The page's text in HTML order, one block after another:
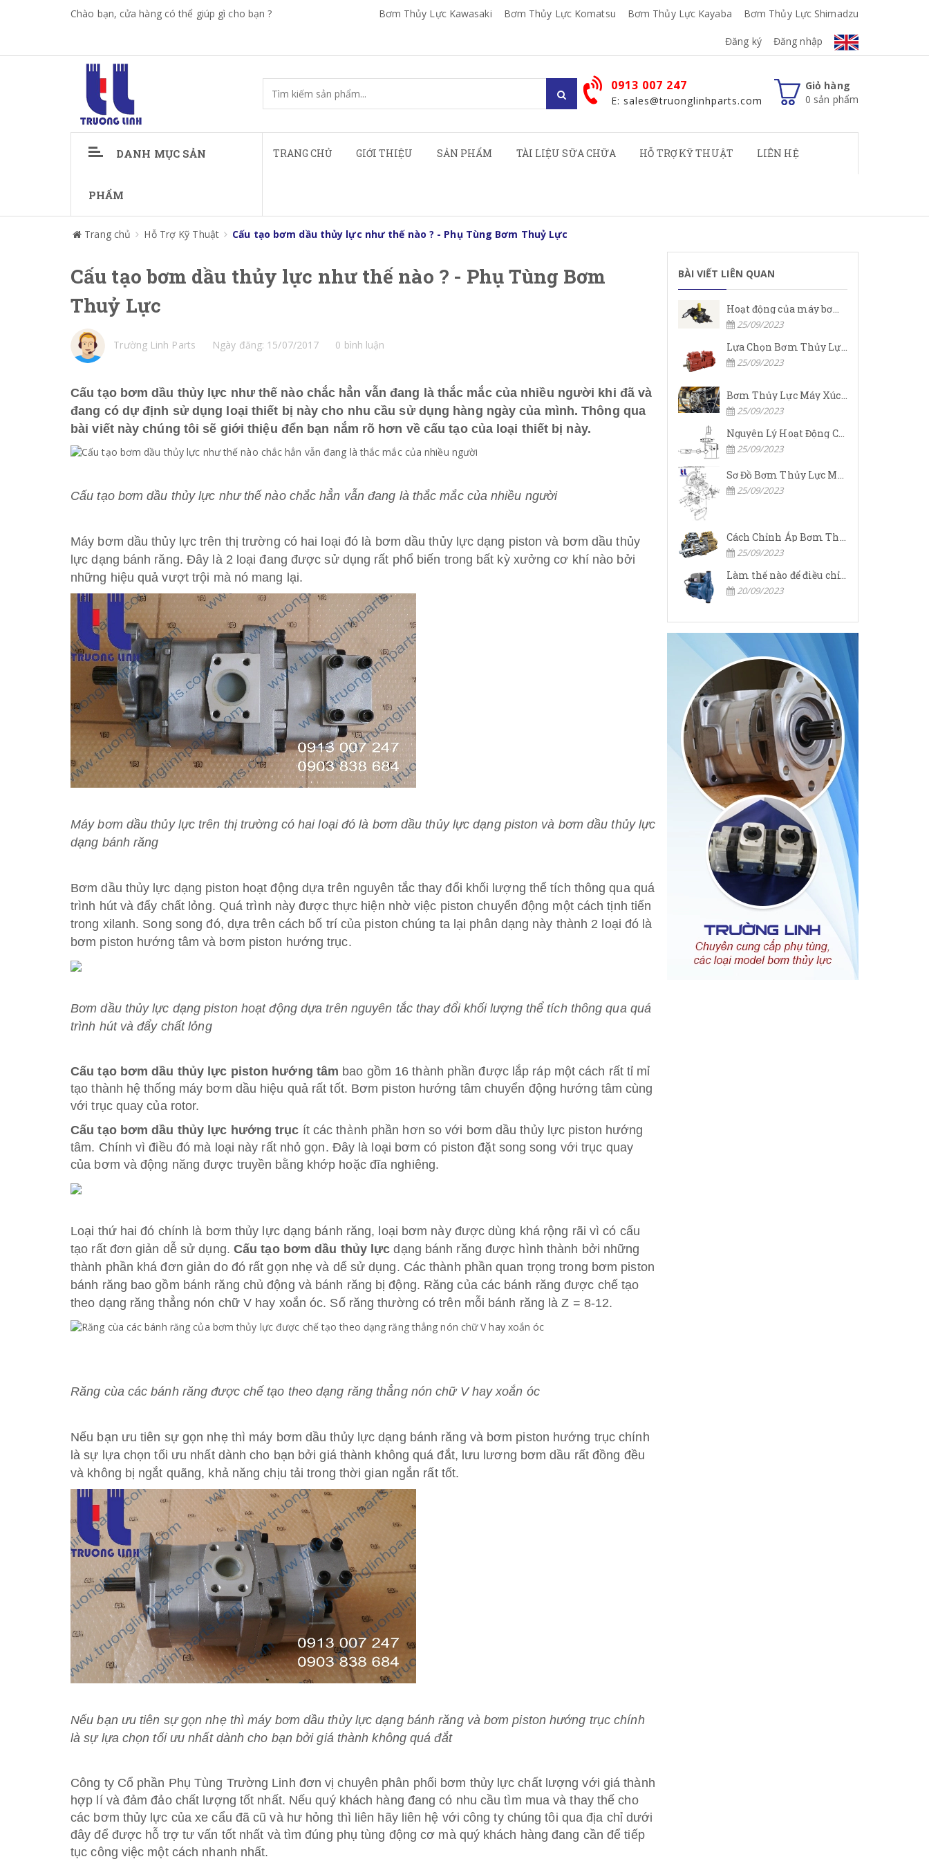
Chào bạn, cửa hàng có thể giúp gì cho bạn ? Bơm Thủy Lực Kawasaki Bơm Thủy Lực Komatsu Bơm Thủy Lực Kayaba Bơm Thủy Lực Shimadzu
Đăng ký Đăng nhập
Giỏ hàng
0 sản phẩm
0913 007 247
E: sales@truonglinhparts.com
DANH MỤC SẢN
PHẨM
TRANG CHỦ GIỚI THIỆU SẢN PHẨM TÀI LIỆU SỮA CHỮA HỖ TRỢ KỸ THUẬT LIÊN HỆ
Trang chủ Hỗ Trợ Kỹ Thuật Cấu tạo bơm dầu thủy lực như thế nào ? - Phụ Tùng Bơm Thuỷ Lực
Cấu tạo bơm dầu thủy lực như thế nào ? - Phụ Tùng Bơm
Thuỷ Lực
Trường Linh Parts Ngày đăng: 15/07/2017 0 bình luận
Cấu tạo bơm dầu thủy lực như thế nào chắc hẳn vẫn đang là thắc mắc của nhiều người khi đã và
đang có dự định sử dụng loại thiết bị này cho nhu cầu sử dụng hàng ngày của mình. Thông qua
bài viết này chúng tôi sẽ giới thiệu đển bạn nắm rõ hơn về cấu tạo của loại thiết bị này.
Cấu tạo bơm dầu thủy lực như thế nào chắc hẳn vẫn đang là thắc mắc của nhiều người
Máy bơm dầu thủy lực trên thị trường có hai loại đó là bơm dầu thủy lực dạng piston và bơm dầu thủy
lực dạng bánh răng. Đây là 2 loại đang được sử dụng rất phổ biến trong bất kỳ xưởng cơ khí nào bởi
những hiệu quả vượt trội mà nó mang lại.
Máy bơm dầu thủy lực trên thị trường có hai loại đó là bơm dầu thủy lực dạng piston và bơm dầu thủy lực
dạng bánh răng
Bơm dầu thủy lực dạng piston hoạt động dựa trên nguyên tắc thay đổi khối lượng thể tích thông qua quá
trình hút và đẩy chất lỏng. Quá trình này được thực hiện nhờ việc piston chuyển động một cách tịnh tiến
trong xilanh. Song song đó, dựa trên cách bố trí của piston chúng ta lại phân dạng này thành 2 loại đó là
bơm piston hướng tâm và bơm piston hướng trục.
Bơm dầu thủy lực dạng piston hoạt động dựa trên nguyên tắc thay đổi khối lượng thể tích thông qua quá
trình hút và đẩy chất lỏng
Cấu tạo bơm dầu thủy lực piston hướng tâm bao gồm 16 thành phần được lắp ráp một cách rất tỉ mỉ
tạo thành hệ thống máy bơm dầu hiệu quả rất tốt. Bơm piston hướng tâm chuyển động hướng tâm cùng
với trục quay của rotor.
Cấu tạo bơm dầu thủy lực hướng trục ít các thành phần hơn so với bơm dầu thủy lực piston hướng
tâm. Chính vì điều đó mà loại này rất nhỏ gọn. Đây là loại bơm có piston đặt song song với trục quay
của bơm và động năng được truyền bằng khớp hoặc đĩa nghiêng.
Loại thứ hai đó chính là bơm thủy lực dạng bánh răng, loại bơm này được dùng khá rộng rãi vì có cấu
tạo rất đơn giản dễ sử dụng. Cấu tạo bơm dầu thủy lực dạng bánh răng được hình thành bởi những
thành phần khá đơn giản do đó rất gọn nhẹ và dể sử dụng. Các thành phần quan trọng trong bơm piston
bánh răng bao gồm bánh răng chủ động và bánh răng bị động. Răng của các bánh răng được chế tạo
theo dạng răng thẳng nón chữ V hay xoắn óc. Số răng thường có trên mỗi bánh răng là Z = 8-12.
Răng cùa các bánh răng được chế tạo theo dạng răng thẳng nón chữ V hay xoắn óc
Nếu bạn ưu tiên sự gọn nhẹ thì máy bơm dầu thủy lực dạng bánh răng và bơm piston hướng trục chính
là sự lựa chọn tối ưu nhất dành cho bạn bởi giá thành không quá đắt, lưu lương bơm dầu rất đồng đều
và không bị ngắt quãng, khả năng chịu tải trong thời gian ngắn rất tốt.
Nếu bạn ưu tiên sự gọn nhẹ thì máy bơm dầu thủy lực dạng bánh răng và bơm piston hướng trục chính
là sự lựa chọn tối ưu nhất dành cho bạn bởi giá thành không quá đắt
Công ty Cổ phần Phụ Tùng Trường Linh đơn vị chuyên phân phối bơm thủy lực chất lượng với giá thành
hợp lí và đảm đảo chất lượng tốt nhất. Nếu quý khách hàng đang có nhu cầu tìm mua và thay thế cho
các bơm thủy lực của xe cẩu đã cũ và hư hỏng thì liên hãy liên hệ với công ty chúng tôi qua địa chỉ dưới
đây để được hỗ trợ tư vấn tốt nhất và tìm đúng phụ tùng động cơ mà quý khách hàng đang cần để tiếp
tục công việc một cách nhanh nhất.
BÀI VIẾT LIÊN QUAN
Hoạt động của máy bơm cánh gạt Rexroth
25/09/2023
Lựa Chọn Bơm Thủy Lực Komatsu Đúng
25/09/2023
Bơm Thủy Lực Máy Xúc Komatsu Bị Hỏng: Nguyên Nhân Và Cách Khắc Phục
25/09/2023
Nguyên Lý Hoạt Động Của Bơm Thủy Lực Komatsu
25/09/2023
25/09/2023
25/09/2023
Làm thế nào để điều chỉnh áp suất đầu ra của bơm thủy lực?
20/09/2023